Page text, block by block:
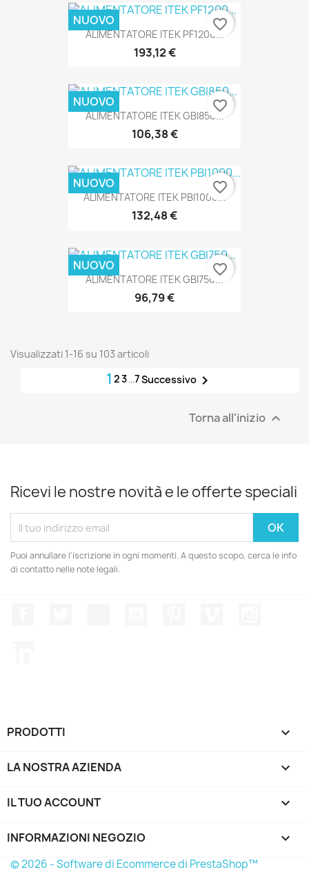
ALIMENTATORE ITEK PF1200...
193,12 €
NUOVO favorite_border
ALIMENTATORE ITEK GBI850...
106,38 €
NUOVO favorite_border
ALIMENTATORE ITEK PBI1000...
132,48 €
NUOVO favorite_border
ALIMENTATORE ITEK GBI750...
96,79 €
NUOVO favorite_border
Visualizzati 1-16 su 103 articoli
1 23…7Successivo 
Torna all'inizio 
Ricevi le nostre novità e le offerte speciali
Puoi annullare l'iscrizione in ogni momenti. A questo scopo, cerca le info
di contatto nelle note legali.
PRODOTTI 
LA NOSTRA AZIENDA 
IL TUO ACCOUNT 
INFORMAZIONI NEGOZIO keyboard_arrow_down
© 2026 - Software di Ecommerce di PrestaShop™